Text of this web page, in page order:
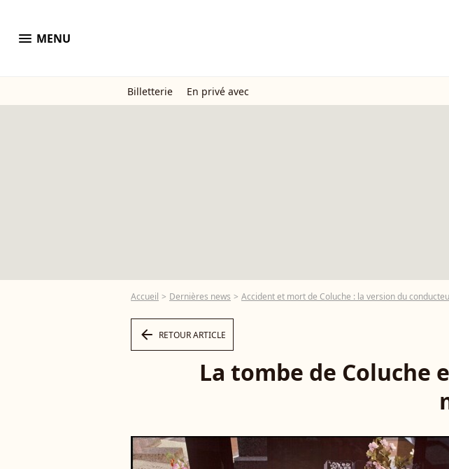
menu MENU
Billetterie En privé avec
Accueil Dernières news Accident et mort de Coluche : la version du
arrow_left RETOUR ARTICLE
La tombe de Coluche